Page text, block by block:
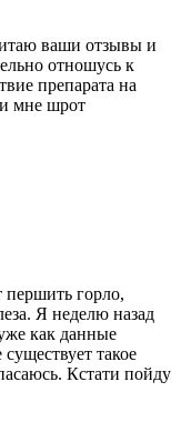
ваши отзывы и
отношусь к
препарата на
мне шрот
горло,
Я неделю назад
как данные
такое
Кстати пойду